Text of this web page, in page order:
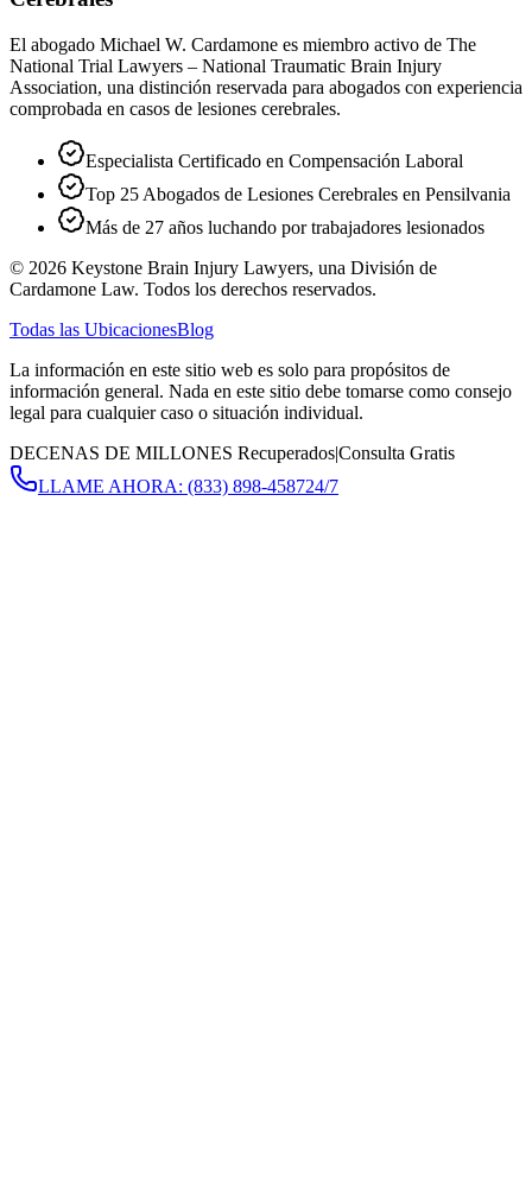
El abogado Michael W. Cardamone es miembro activo de The
National Trial Lawyers – National Traumatic Brain Injury
Association, una distinción reservada para abogados con experiencia
comprobada en casos de lesiones cerebrales.
Especialista Certificado en Compensación Laboral
Top 25 Abogados de Lesiones Cerebrales en Pensilvania
Más de 27 años luchando por trabajadores lesionados
© 2026 Keystone Brain Injury Lawyers, una División de
Cardamone Law. Todos los derechos reservados.
Todas las UbicacionesBlog
La información en este sitio web es solo para propósitos de
información general. Nada en este sitio debe tomarse como consejo
legal para cualquier caso o situación individual.
DECENAS DE MILLONES Recuperados|Consulta Gratis
LLAME AHORA: (833) 898-458724/7